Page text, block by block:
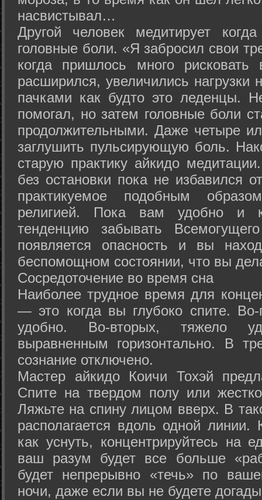
насвистывал…
Другой человек медитирует
головные боли. «Я забросил свои
когда пришлось много
расширился, увеличились нагрузки
пачками как будто это леденцы.
помогал, но затем головные боли
продолжительными. Даже четыре
заглушить пульсирующую боль.
старую практику айкидо
без остановки пока не избавился
практикуемое подобным
религией. Пока вам удобно и
тенденцию забывать
появляется опасность и вы
беспомощном состоянии, что вы
Сосредоточение во время сна
Наиболее трудное время для
— это когда вы глубоко спите.
удобно. Во-вторых, тяжело
выравненным горизонтально. В
сознание отключено.
Мастер айкидо Коичи Тохэй
Спите на твердом полу или
Ляжьте на спину лицом вверх. В
располагается вдоль одной
как уснуть, концентрируйтесь на
ваш разум будет все больше
будет непрерывно «течь» по
ночи, даже если вы не будете